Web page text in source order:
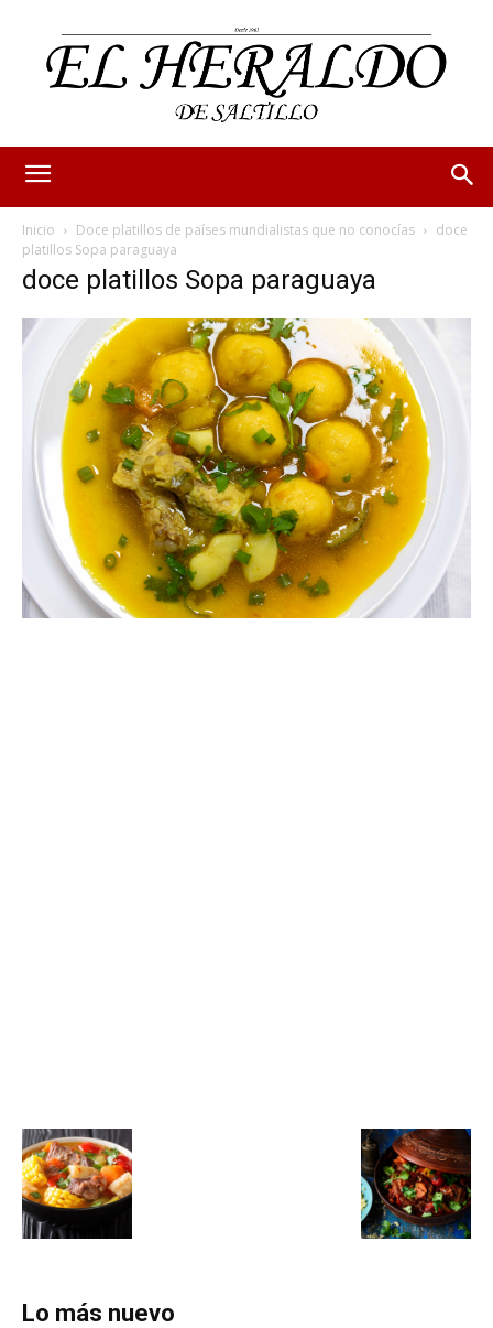
Inicio Doce platillos de países mundialistas que no conocías
doce
platillos Sopa paraguaya
doce platillos Sopa paraguaya
Lo más nuevo